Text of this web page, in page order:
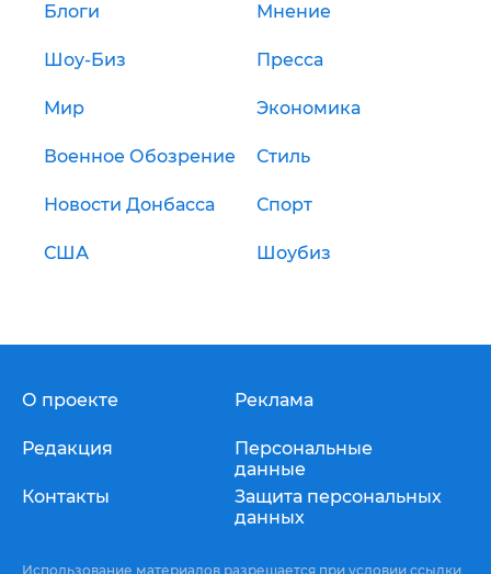
Блоги Мнение
Шоу-Биз Пресса
Мир Экономика
Военное Обозрение Стиль
Новости Донбасса Спорт
США Шоубиз
О проекте
Редакция
Контакты
Реклама
Персональные
данные
Защита персональных
данных
Использование материалов разрешается при условии ссылки